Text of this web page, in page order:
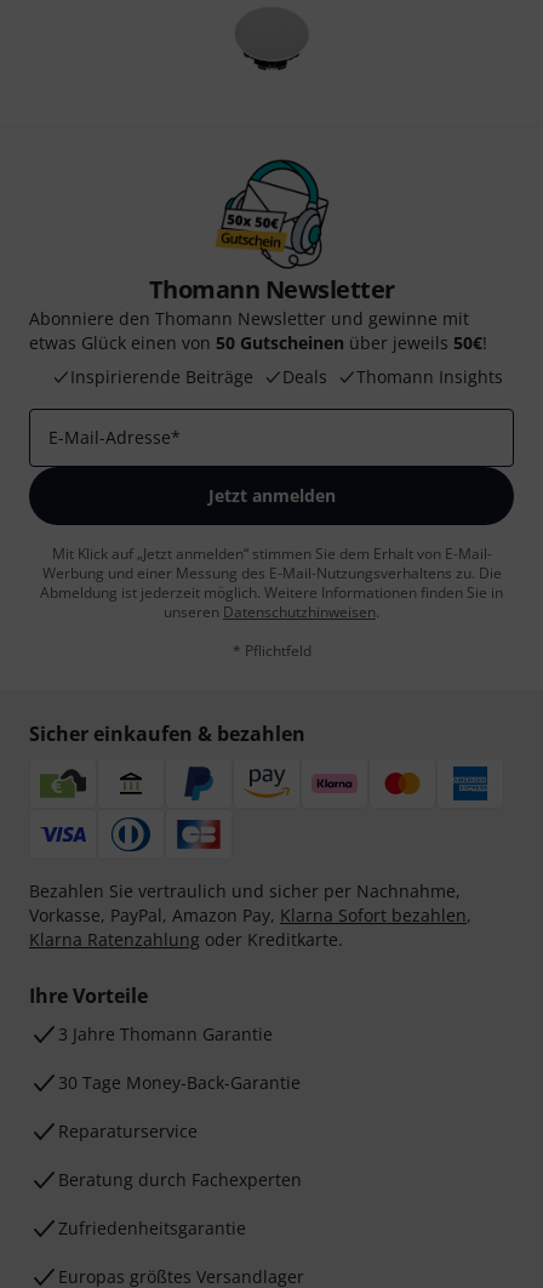
Thomann Newsletter
Abonniere den Thomann Newsletter und gewinne mit
etwas Glück einen von 50 Gutscheinen über jeweils 50€!
Inspirierende Beiträge
Deals Thomann Insights
E-Mail-Adresse*
Jetzt anmelden
Mit Klick auf „Jetzt anmelden“ stimmen Sie dem Erhalt von E-Mail-
Werbung und einer Messung des E-Mail-Nutzungsverhaltens zu. Die
Abmeldung ist jederzeit möglich. Weitere Informationen finden Sie in
unseren Datenschutzhinweisen.
* Pflichtfeld
Sicher einkaufen & bezahlen
Bezahlen Sie vertraulich und sicher per Nachnahme,
Vorkasse, PayPal, Amazon Pay, Klarna Sofort bezahlen,
Klarna Ratenzahlung oder Kreditkarte.
Ihre Vorteile
3 Jahre Thomann Garantie
30 Tage Money-Back-Garantie
Reparaturservice
Beratung durch Fachexperten
Zufriedenheitsgarantie
Europas größtes Versandlager